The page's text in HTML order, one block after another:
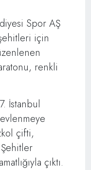
Spor AŞ
için
renkli
İstanbul
çifti,
çıktı.